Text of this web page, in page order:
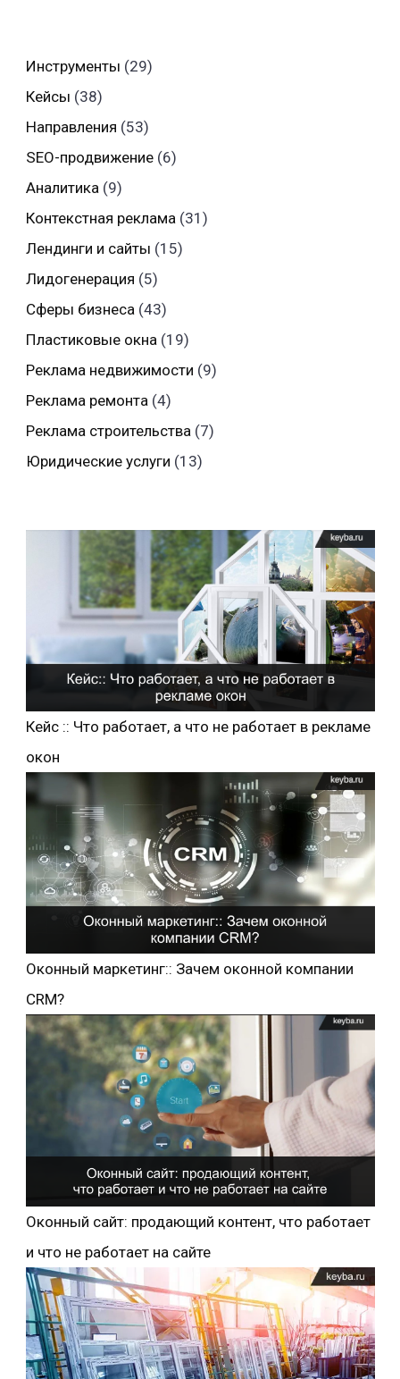
Инструменты (29)
Кейсы (38)
Направления (53)
SEO-продвижение(6)
Аналитика(9)
Контекстная реклама(31)
Лендинги и сайты (15)
Лидогенерация (5)
Сферы бизнеса(43)
Пластиковые окна(19)
Реклама недвижимости (9)
Реклама ремонта(4)
Реклама строительства(7)
Юридические услуги (13)
Кейс :: Что работает, а что не работает в рекламе
окон
Оконный маркетинг:: Зачем оконной компании
CRM?
Оконный сайт: продающий контент, что работает
и что не работает на сайте